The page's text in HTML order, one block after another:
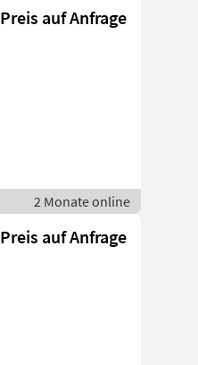
Preis auf Anfrage
2 Monate online
Preis auf Anfrage